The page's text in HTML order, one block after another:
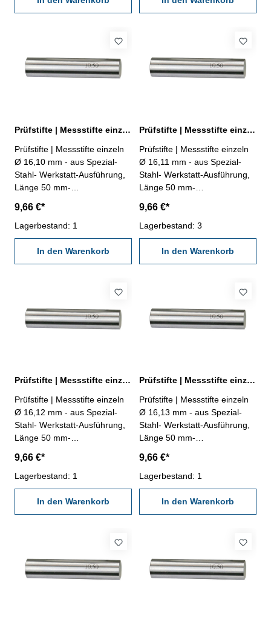
Prüfstifte | Messstifte einzeln Ø 16,10 mm ± 0,002 mm
Prüfstifte | Messstifte einzeln
Ø 16,10 mm - aus Spezial-
Stahl- Werkstatt-Ausführung,
Länge 50 mm-
Behältnis Abmessung: Ø
16,10 mm
9,66 €*
Lagerbestand: 1
In den Warenkorb
Prüfstifte | Messstifte einzeln Ø 16,11 mm ± 0,002 mm
Prüfstifte | Messstifte einzeln
Ø 16,11 mm - aus Spezial-
Stahl- Werkstatt-Ausführung,
Länge 50 mm-
Behältnis Abmessung: Ø
16,11 mm
9,66 €*
Lagerbestand: 3
In den Warenkorb
Prüfstifte | Messstifte einzeln Ø 16,12 mm ± 0,002 mm
Prüfstifte | Messstifte einzeln
Ø 16,12 mm - aus Spezial-
Stahl- Werkstatt-Ausführung,
Länge 50 mm-
Behältnis Abmessung: Ø
16,12 mm
9,66 €*
Lagerbestand: 1
In den Warenkorb
Prüfstifte | Messstifte einzeln Ø 16,13 mm ± 0,002 mm
Prüfstifte | Messstifte einzeln
Ø 16,13 mm - aus Spezial-
Stahl- Werkstatt-Ausführung,
Länge 50 mm-
Behältnis Abmessung: Ø
16,13 mm
9,66 €*
Lagerbestand: 1
In den Warenkorb